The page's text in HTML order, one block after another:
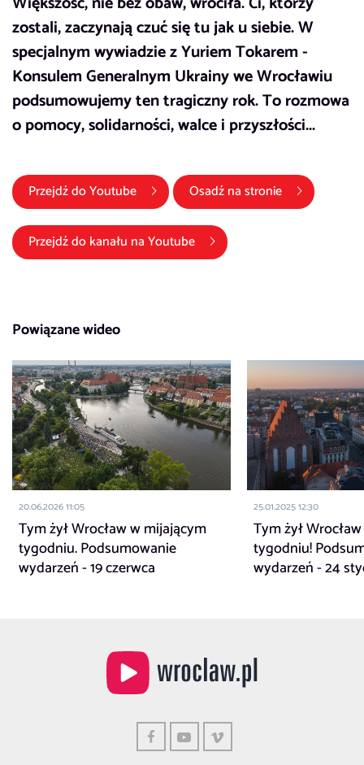
zostali, zaczynają czuć się tu jak u siebie. W
specjalnym wywiadzie z Yuriem Tokarem -
Konsulem Generalnym Ukrainy we Wrocławiu
podsumowujemy ten tragiczny rok. To rozmowa
o pomocy, solidarności, walce i przyszłości...
Przejdź doYoutube(link otwiera się w nowym oknie)
Osadź na stronie
Przejdź do kanału naYoutube(link otwiera się w nowym
Powiązane wideo
20.06.2026 11:05
Tym żył Wrocław w mijającym
tygodniu. Podsumowanie
wydarzeń - 19 czerwca
25.01.2025 12:30
Tym żył
tygodniu!
wydarzeń - 24